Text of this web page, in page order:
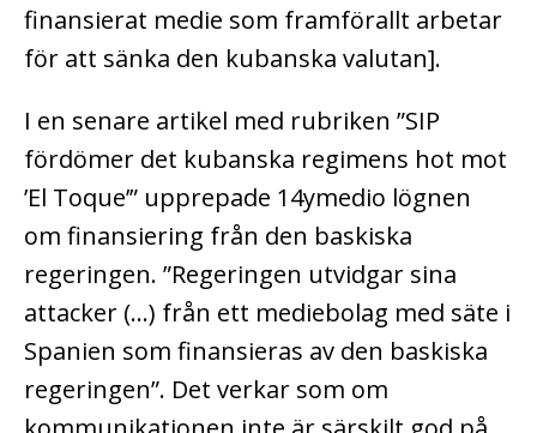
finansierat medie som framförallt arbetar
för att sänka den kubanska valutan].
I en senare artikel med rubriken ”SIP
fördömer det kubanska regimens hot mot
’El Toque’” upprepade 14ymedio lögnen
om finansiering från den baskiska
regeringen. ”Regeringen utvidgar sina
attacker (…) från ett mediebolag med säte i
Spanien som finansieras av den baskiska
regeringen”. Det verkar som om